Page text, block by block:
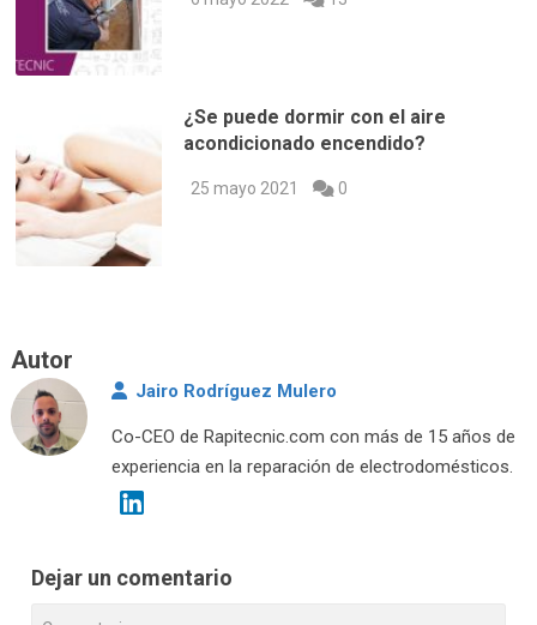
¿Se puede dormir con el aire
acondicionado encendido?
25 mayo 2021 0
Autor
Jairo Rodríguez Mulero
Co-CEO de Rapitecnic.com con más de 15 años de
experiencia en la reparación de electrodomésticos.
Dejar un comentario